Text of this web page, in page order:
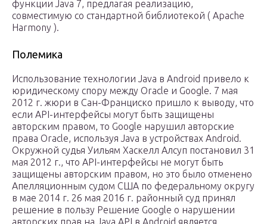
функции Java 7, предлагая реализацию,
совместимую со стандартной библиотекой ( Apache
Harmony ).
Полемика
Использование технологии Java в Android привело к
юридическому спору между Oracle и Google. 7 мая
2012 г. жюри в Сан-Франциско пришло к выводу, что
если API-интерфейсы могут быть защищены
авторским правом, то Google нарушил авторские
права Oracle, используя Java в устройствах Android.
Окружной судья Уильям Хаскелл Алсуп постановил 31
мая 2012 г., что API-интерфейсы не могут быть
защищены авторским правом, но это было отменено
Апелляционным судом США по федеральному округу
в мае 2014 г. 26 мая 2016 г. районный суд принял
решение в пользу Решение Google о нарушении
авторских прав на Java API в Android является